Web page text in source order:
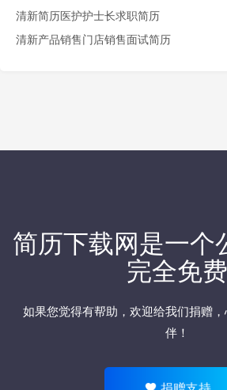
清新简历医护护士长求职简历
清新产品销售门店销售面试简历
简历下载网是一个
完全免费
如果您觉得有帮助，欢迎给我们捐赠
伴！